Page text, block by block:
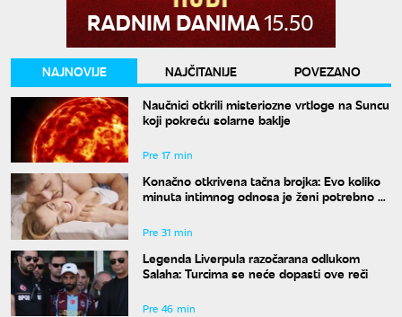
NAJNOVIJE NAJČITANIJE
POVEZANO
Naučnici otkrili misteriozne vrtloge na Suncu
koji pokreću solarne baklje
Pre 17 min
Konačno otkrivena tačna brojka: Evo koliko
minuta intimnog odnosa je ženi potrebno da
Pre 31 min
Legenda Liverpula razočarana odlukom
Salaha: Turcima se neće dopasti ove reči
Pre 46 min